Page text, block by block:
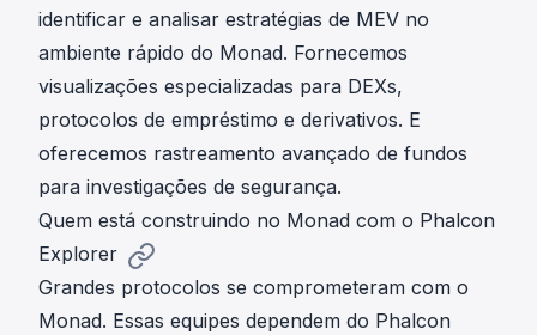
identificar e analisar estratégias de MEV no
ambiente rápido do Monad. Fornecemos
visualizações especializadas para DEXs,
protocolos de empréstimo e derivativos. E
oferecemos rastreamento avançado de fundos
para investigações de segurança.
Quem está construindo no Monad com o Phalcon
Explorer
Grandes protocolos se comprometeram com o
Monad. Essas equipes dependem do Phalcon